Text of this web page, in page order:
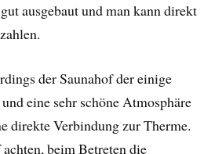
ausgebaut und man kann direkt
der Saunahof der einige
eine sehr schöne Atmosphäre
direkte Verbindung zur Therme.
beim Betreten die